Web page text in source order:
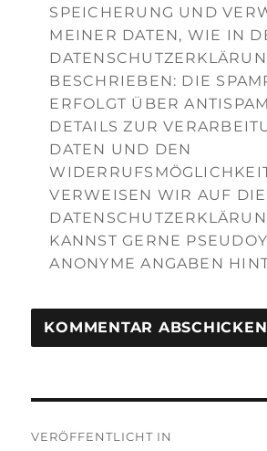
SPEICHERUNG UND
MEINER DATEN, WIE IN
BESCHRIEBEN: DIE
ERFOLGT ÜBER
DETAILS ZUR
DATEN UND DEN
VERWEISEN WIR AUF DIE
KANNST GERNE
ANONYME ANGABEN
VERÖFFENTLICHT IN